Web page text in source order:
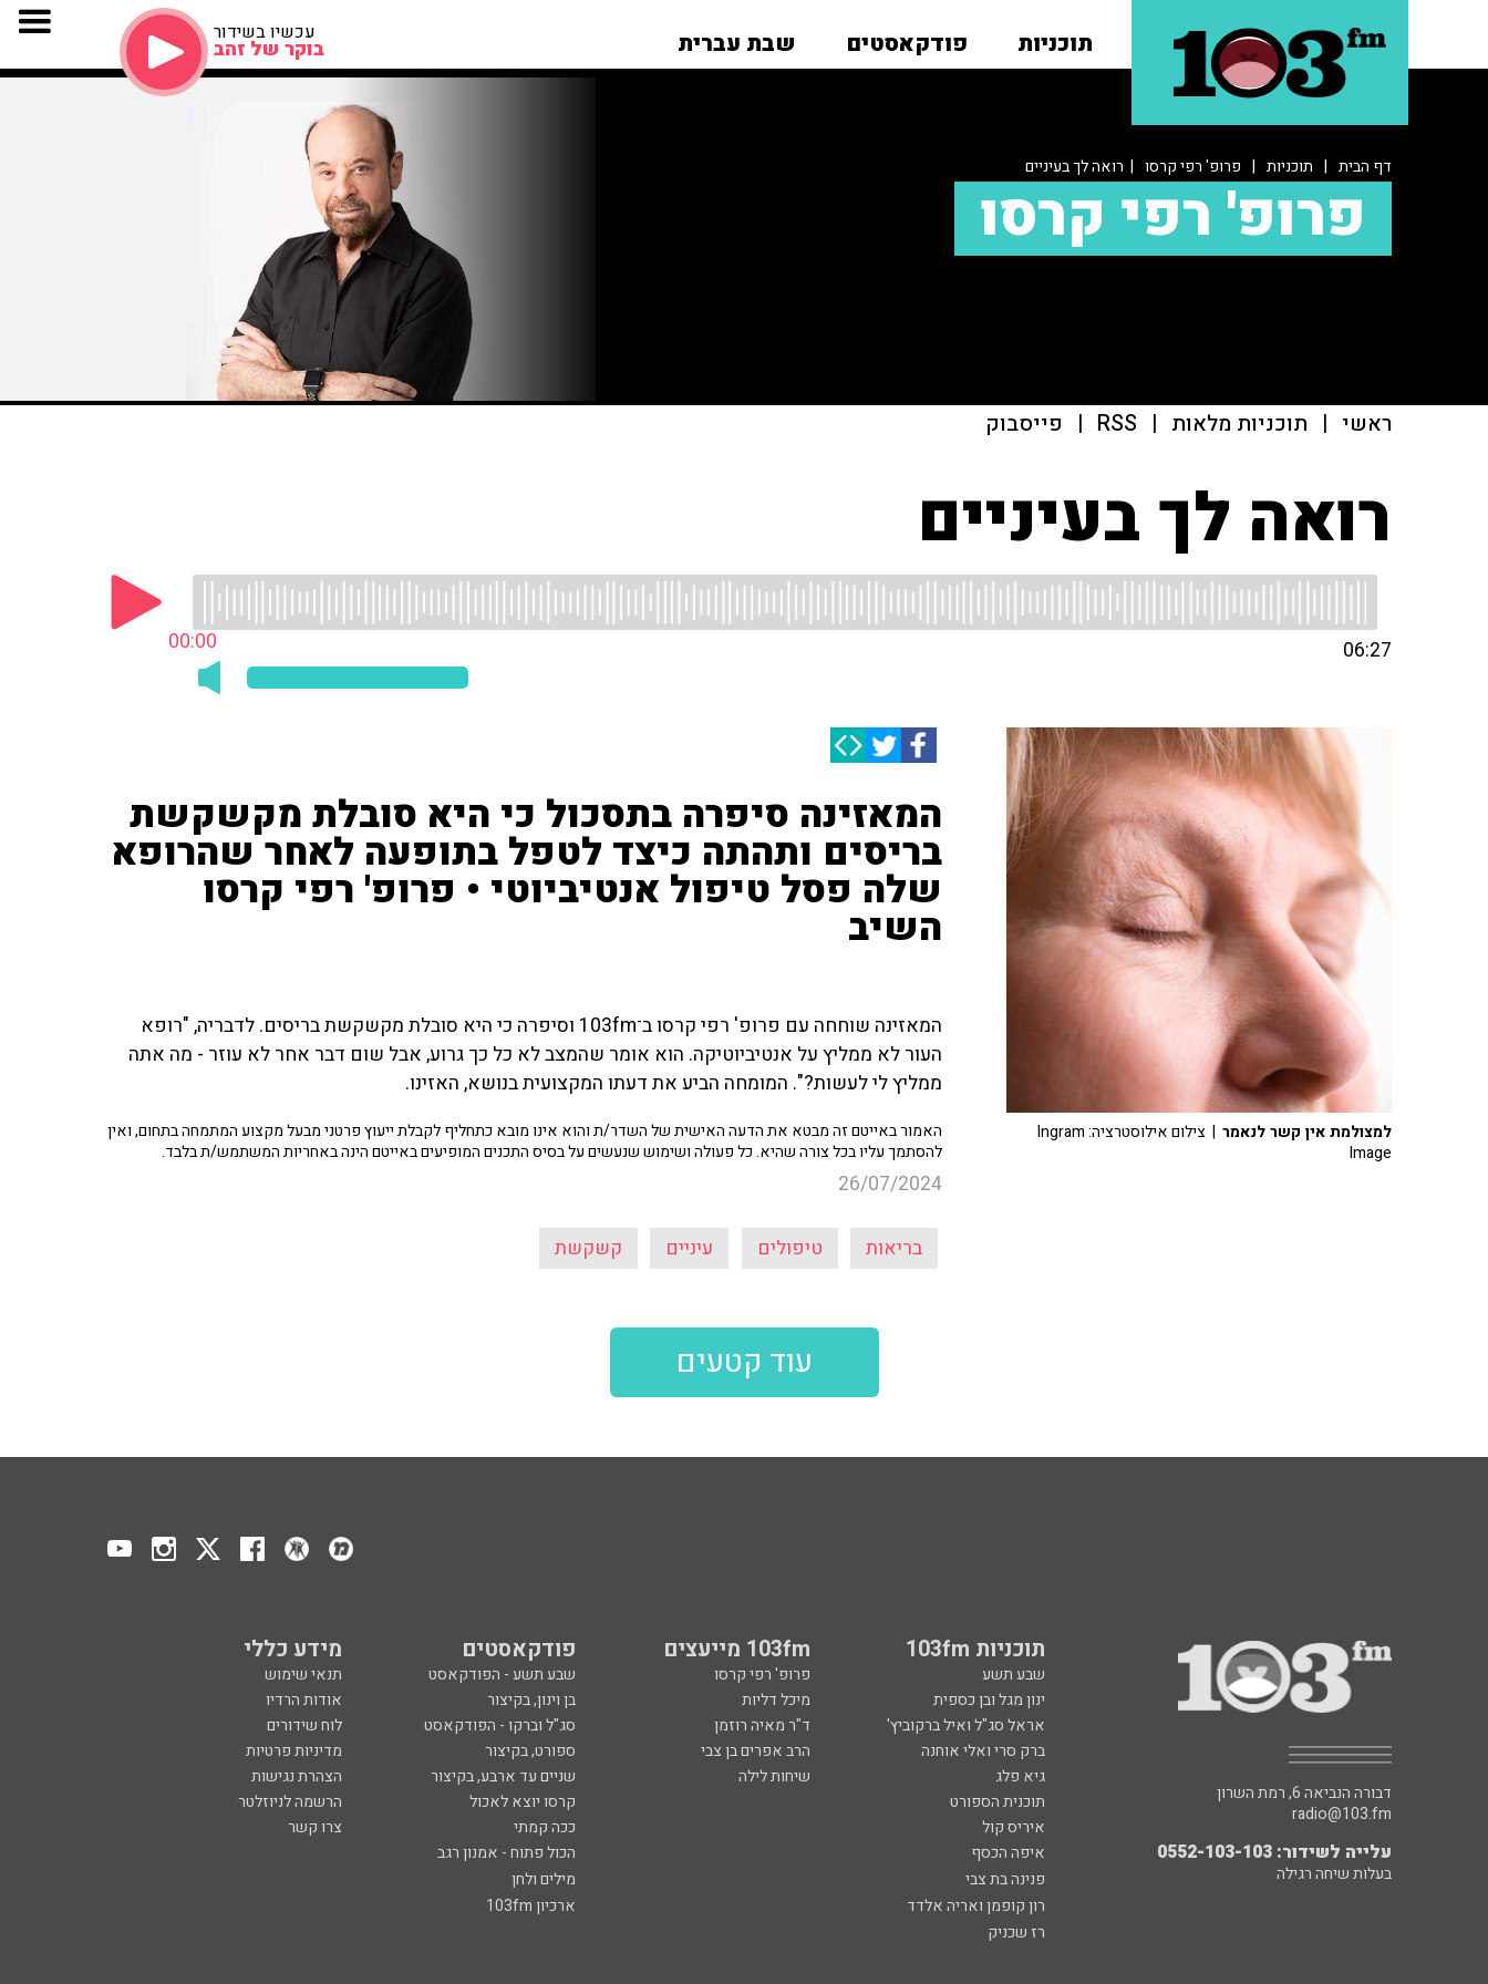
תוכניות פודקאסטים שבת עברית עכשיו בשידור
בוקר של זהב
דף הבית | תוכניות | פרופ' רפי קרסו | רואה לך בעיניים
פרופ' רפי קרסו
ראשי | תוכניות מלאות |
RSS
| פייסבוק
רואה לך בעיניים
00:00 06:27
המאזינה סיפרה בתסכול כי היא סובלת מקשקשת
בריסים ותהתה כיצד לטפל בתופעה לאחר שהרופא
שלה פסל טיפול אנטיביוטי • פרופ' רפי קרסו
השיב
המאזינה שוחחה עם פרופ' רפי קרסו ב־103fm וסיפרה כי היא סובלת מקשקשת בריסים. לדבריה, "רופא
העור לא ממליץ על אנטיביוטיקה. הוא אומר שהמצב לא כל כך גרוע, אבל שום דבר אחר לא עוזר - מה אתה
ממליץ לי לעשות?". המומחה הביע את דעתו המקצועית בנושא, האזינו.
האמור באייטם זה מבטא את הדעה האישית של השדר/ת והוא אינו מובא כתחליף לקבלת ייעוץ פרטני מבעל מקצוע המתמחה בתחום, ואין
להסתמך עליו בכל צורה שהיא. כל פעולה ושימוש שנעשים על בסיס התכנים המופיעים באייטם הינה באחריות המשתמש/ת בלבד.
26/07/2024
בריאות טיפולים עיניים קשקשת
למצולמת אין קשר לנאמר
| צילום אילוסטרציה: Ingram
Image
עוד קטעים
תוכניות 103fm 103fm מייעצים פודקאסטים מידע כללי
שבע תשע פרופ' רפי קרסו שבע תשע - הפודקאסט
תנאי שימוש
ינון מגל ובן כספית
מיכל דליות בן וינון, בקיצור
אודות הרדיו
אראל סג"ל ואיל ברקוביץ'
ד"ר מאיה רוזמן סג"ל וברקו - הפודקאסט
לוח שידורים
ברק סרי ואלי אוחנה
הרב אפרים בן צבי ספורט, בקיצור
מדיניות פרטיות
גיא פלג
שיחות לילה שניים עד ארבע, בקיצור
הצהרת נגישות
תוכנית הספורט
קרסו יוצא לאכול
הרשמה לניוזלטר
איריס קול
ככה קמתי
צרו קשר
איפה הכסף
הכול פתוח - אמנון רגב
פנינה בת צבי
מילים ולחן
רון קופמן ואריה אלדד
ארכיון 103fm
רז שכניק
דבורה הנביאה 6, רמת השרון
radio@103.fm
עלייה לשידור: 0552-103-103
בעלות שיחה רגילה